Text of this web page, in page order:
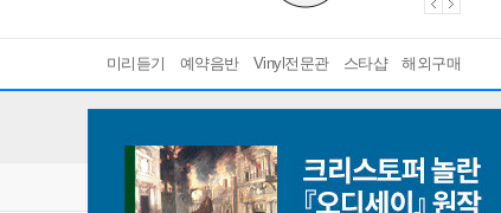
미리듣기 예약음반 Vinyl전문관 스타샵 해외구매